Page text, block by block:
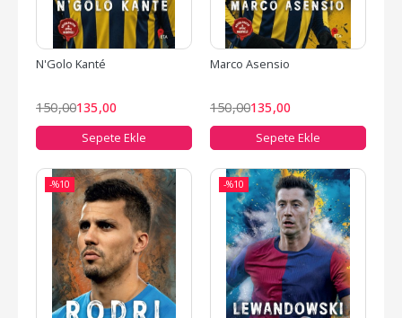
N'Golo Kanté
150,00135,00
Sepete Ekle
Marco Asensio
150,00135,00
Sepete Ekle
-%10 -%10